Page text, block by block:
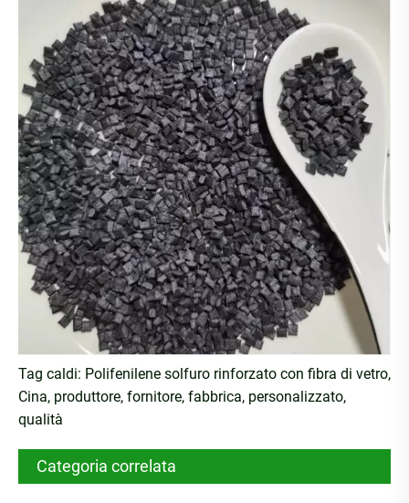
Tag caldi: Polifenilene solfuro rinforzato con fibra di vetro,
Cina, produttore, fornitore, fabbrica, personalizzato,
qualità
Categoria correlata